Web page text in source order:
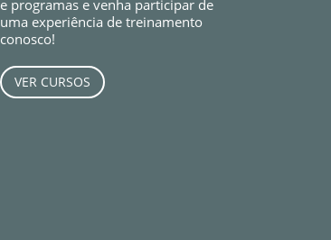
e programas e venha participar de
uma experiência de treinamento
conosco!
VER CURSOS